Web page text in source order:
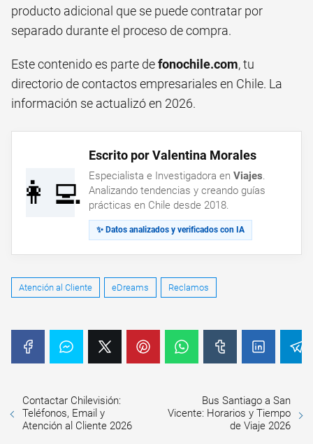
producto adicional que se puede contratar por
separado durante el proceso de compra.
Este contenido es parte defonochile.com, tu
directorio de contactos empresariales en Chile. La
información se actualizó en 2026.
👩‍💻
Escrito por Valentina Morales
Especialista e Investigadora en Viajes.
Analizando tendencias y creando guías
prácticas en Chile desde 2018.
✨ Datos analizados y verificados con IA
Atención al Cliente eDreams Reclamos
Contactar Chilevisión:
Teléfonos, Email y
Atención al Cliente 2026
Bus Santiago a San
Vicente: Horarios y Tiempo
de Viaje 2026